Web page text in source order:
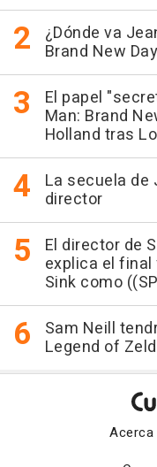
¿Dónde va
Brand New
El papel
Man: Brand
Holland tras
La secuela de
director
El director de
explica el final
Sink como
Sam Neill
Legend of